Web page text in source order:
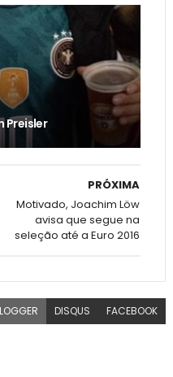
Preisler
PRÓXIMA
Motivado, Joachim Löw
avisa que segue na
seleção até a Euro 2016
DISQUS FACEBOOK